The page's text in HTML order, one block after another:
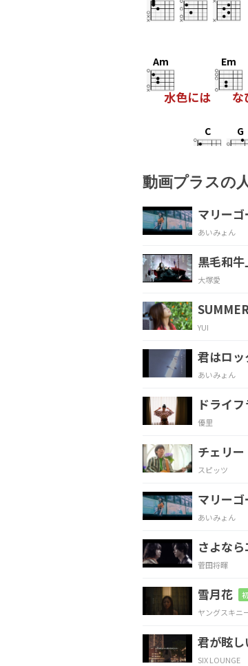
Am
水色には
Em
な
C G
似合 うのはたぶ
よ
F
く誘えた 泣
夏祭りの 最
わ
F
たがしを口
わた がしになり
F
楽し
E
いねっ
F
僕はうなず
C
動画プラスの
マリーゴ
あいみょん
黒毛和
大塚愛
YUI
君はロ
あいみょん
ドライ
優里
チェリー
スピッツ
マリーゴ
あいみょん
さよな
菅田将暉
雪月花
ヤングスキニ
君が眩
SIX LOUNGE